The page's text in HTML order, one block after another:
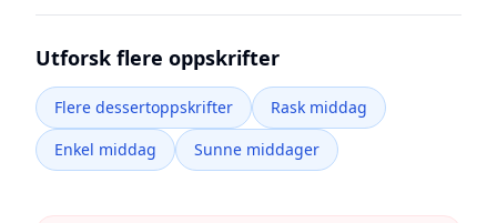
Utforsk flere oppskrifter
Flere dessertoppskrifter
Rask middag
Enkel middag
Sunne middager